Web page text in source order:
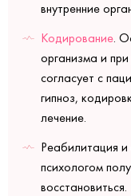
внутренние
Кодирование.
организма и
согласует с
гипноз,
лечение.
Реабилитация
психологом
восстановиться.